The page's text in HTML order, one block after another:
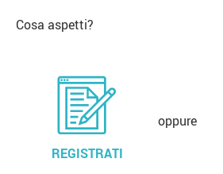
Cosa aspetti?
REGISTRATI
oppure